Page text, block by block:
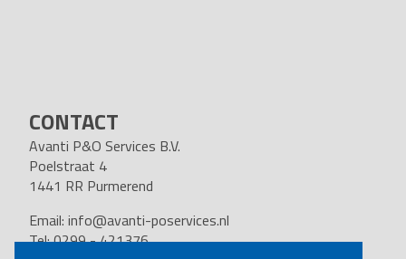
CONTACT
Avanti P&O Services B.V.
Poelstraat 4
1441 RR Purmerend
Email: info@avanti-poservices.nl
Tel: 0299 - 421376